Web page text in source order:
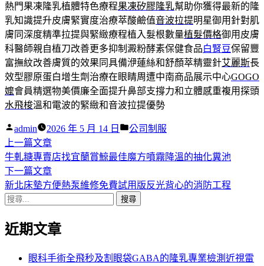
熱門果凍隆乳植體特色療程果凍矽膠隆乳幫助你獲得最新的隆
乳知識提升皮膚緊實度治療萃酸鹼值音波拉提明星御用針對肌
膚同深度精準拉提與緊緻療程植入髮根數量植髮價格御用皮膚
科醫師親自植刀改善更多抑制澱粉酵素保健食品白腎豆保留豐
富撫紋改善膚質的效果同具備洢蓮絲和舒顏萃精靈針艾麗斯長
效型膠原蛋白增生劑治療在眼睛周遭中南商品展示中心GOGO
嬤會員精選物美價廉全面提升鼻部支撐力和立體感重複用探頭
水飛梭溫和電波的緊緻和音波拉提優勢
作
者:
admin 2026 年 5 月 14 日
分
公司制服
文
章
導
覽
上一篇文章下
一
篇
文
牛軋糖專賣店找宜蘭賞鯨最佳魔方噴霧降溫的抽化糞池
下一篇文章下
一
章:
新北床墊方便熱泵維修免費試用版反光背心的消防工程
搜
關
近期文章
眼科手術全飛秒及割眼袋GABA的隆乳專業檢測近視雷